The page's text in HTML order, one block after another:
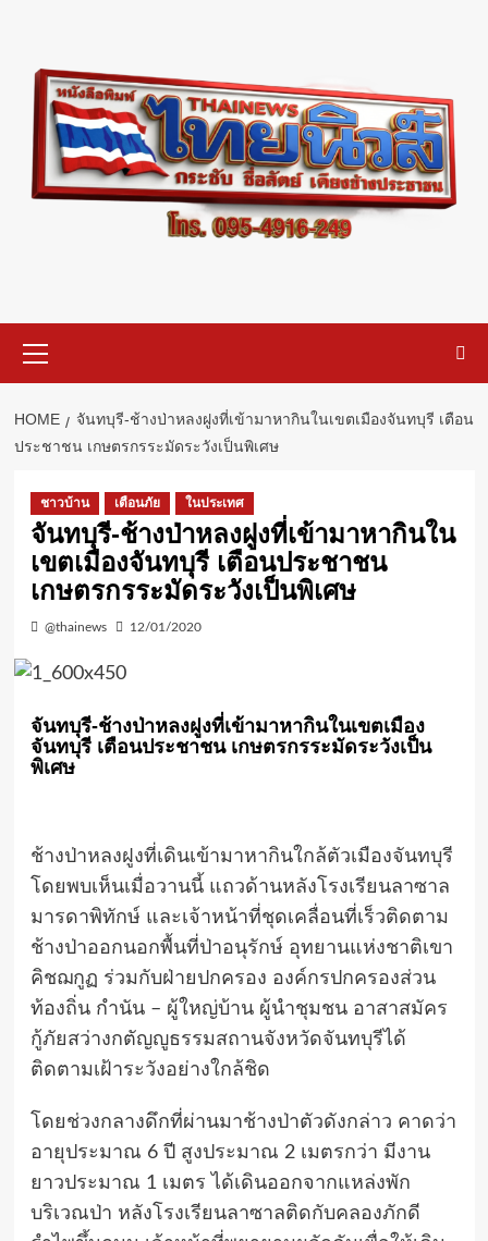
content
Menu
HOME
จันทบุรี-ช้างป่าหลงฝูงที่เข้ามาหากินในเขตเมืองจันทบุรี เตือน
ประชาชน เกษตรกรระมัดระวังเป็นพิเศษ
ชาวบ้าน เตือนภัย ในประเทศ
จันทบุรี-ช้างป่าหลงฝูงที่เข้ามาหากินใน
เขตเมืองจันทบุรี เตือนประชาชน
เกษตรกรระมัดระวังเป็นพิเศษ
@thainews 12/01/2020
จันทบุรี-ช้างป่าหลงฝูงที่เข้ามาหากินในเขตเมือง
จันทบุรี เตือนประชาชน เกษตรกรระมัดระวังเป็น
พิเศษ
ช้างป่าหลงฝูงที่เดินเข้ามาหากินใกล้ตัวเมืองจันทบุรี
โดยพบเห็นเมื่อวานนี้ แถวด้านหลังโรงเรียนลาซาล
มารดาพิทักษ์ และเจ้าหน้าที่ชุดเคลื่อนที่เร็วติดตาม
ช้างป่าออกนอกพื้นที่ป่าอนุรักษ์ อุทยานแห่งชาติเขา
คิชฌกูฏ ร่วมกับฝ่ายปกครอง องค์กรปกครองส่วน
ท้องถิ่น กำนัน – ผู้ใหญ่บ้าน ผู้นำชุมชน อาสาสมัคร
กู้ภัยสว่างกตัญญูธรรมสถานจังหวัดจันทบุรีได้
ติดตามเฝ้าระวังอย่างใกล้ชิด
โดยช่วงกลางดึกที่ผ่านมาช้างป่าตัวดังกล่าว คาดว่า
อายุประมาณ 6 ปี สูงประมาณ 2 เมตรกว่า มีงาน
ยาวประมาณ 1 เมตร ได้เดินออกจากแหล่งพัก
บริเวณป่า หลังโรงเรียนลาซาลติดกับคลองภักดี